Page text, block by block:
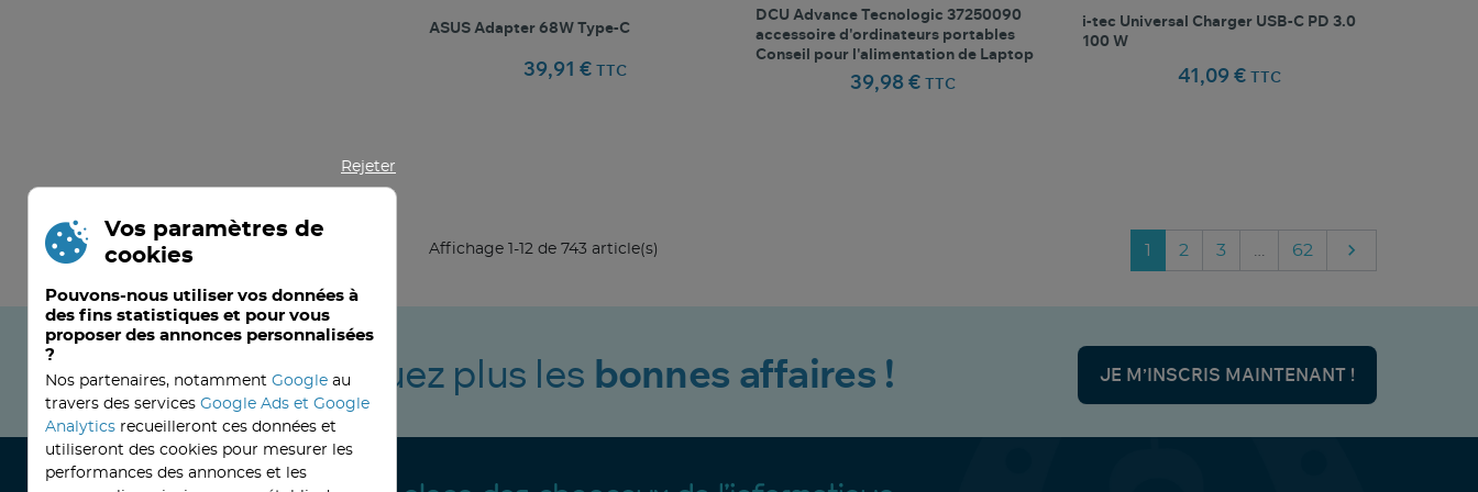
ASUS Adapter 68W Type-C
39,91 €TTC
DCU Advance Tecnologic 37250090
accessoire d'ordinateurs portables
Conseil pour l'alimentation de Laptop
39,98 € TTC
i-tec Universal Charger USB-C PD 3.0
100 W
41,09 €TTC
Affichage 1-12 de 743 article(s) 1 2 3 62 Suivant

Ne manquez plus les bonnes affaires ! JE M’INSCRIS MAINTENANT !
Rejeter
Vos paramètres de
cookies
Pouvons-nous utiliser vos données à
des fins statistiques et pour vous
proposer des annonces personnalisées
?
Nos partenaires, notamment Google au
travers des services Google Ads et Google
Analytics recueilleront ces données et
utiliseront des cookies pour mesurer les
performances des annonces et les